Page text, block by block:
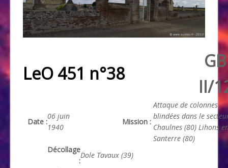
LeO 451 n°38
GB
II/
Date :
06 juin
1940
Mission :
Attaque de colonnes
blindées dans le s
Chaulnes (80) Lihons
Santerre (80)
Décollage
:
Dole Tavaux (39)